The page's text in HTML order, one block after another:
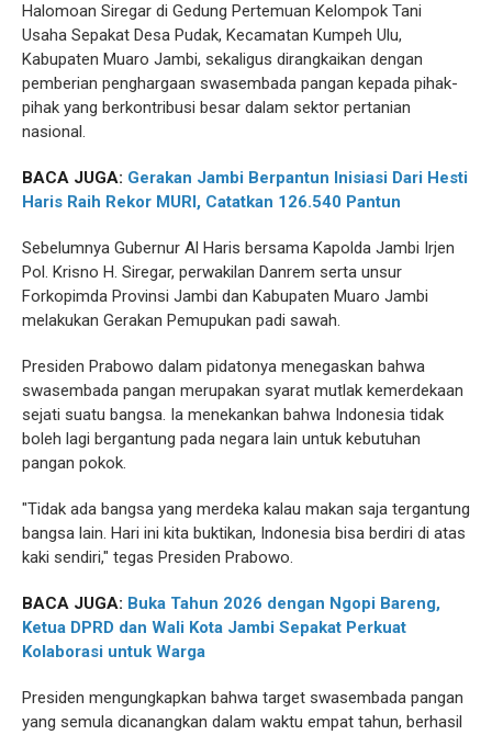
Halomoan Siregar di Gedung Pertemuan Kelompok Tani
Usaha Sepakat Desa Pudak, Kecamatan Kumpeh Ulu,
Kabupaten Muaro Jambi, sekaligus dirangkaikan dengan
pemberian penghargaan swasembada pangan kepada pihak-
pihak yang berkontribusi besar dalam sektor pertanian
nasional.
BACA JUGA: Gerakan Jambi Berpantun Inisiasi Dari Hesti
Haris Raih Rekor MURI, Catatkan 126.540 Pantun
Sebelumnya Gubernur Al Haris bersama Kapolda Jambi Irjen
Pol. Krisno H. Siregar, perwakilan Danrem serta unsur
Forkopimda Provinsi Jambi dan Kabupaten Muaro Jambi
melakukan Gerakan Pemupukan padi sawah.
Presiden Prabowo dalam pidatonya menegaskan bahwa
swasembada pangan merupakan syarat mutlak kemerdekaan
sejati suatu bangsa. Ia menekankan bahwa Indonesia tidak
boleh lagi bergantung pada negara lain untuk kebutuhan
pangan pokok.
"Tidak ada bangsa yang merdeka kalau makan saja tergantung
bangsa lain. Hari ini kita buktikan, Indonesia bisa berdiri di atas
kaki sendiri," tegas Presiden Prabowo.
BACA JUGA: Buka Tahun 2026 dengan Ngopi Bareng,
Ketua DPRD dan Wali Kota Jambi Sepakat Perkuat
Kolaborasi untuk Warga
Presiden mengungkapkan bahwa target swasembada pangan
yang semula dicanangkan dalam waktu empat tahun, berhasil